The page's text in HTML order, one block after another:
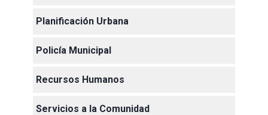
Planificación Urbana
Policía Municipal
Recursos Humanos
Servicios a la Comunidad